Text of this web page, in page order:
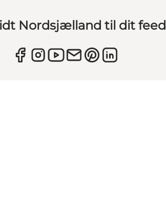
Nordsjælland til dit feed